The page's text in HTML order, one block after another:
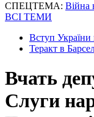
СПЕЦТЕМА: Війна
ВСІ ТЕМИ
Вступ
Теракт в
Вчать
Слуги